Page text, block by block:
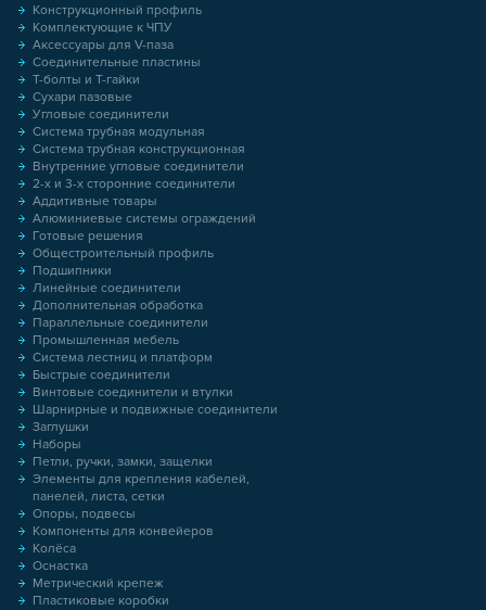
Конструкционный профиль
Комплектующие к ЧПУ
Аксессуары для V-паза
Соединительные пластины
Т-болты и Т-гайки
Сухари пазовые
Угловые соединители
Система трубная модульная
Система трубная конструкционная
Внутренние угловые соединители
2-х и 3-х сторонние соединители
Аддитивные товары
Алюминиевые системы ограждений
Готовые решения
Общестроительный профиль
Подшипники
Линейные соединители
Дополнительная обработка
Параллельные соединители
Промышленная мебель
Система лестниц и платформ
Быстрые соединители
Винтовые соединители и втулки
Шарнирные и подвижные соединители
Заглушки
Наборы
Петли, ручки, замки, защелки
Элементы для крепления кабелей,
панелей, листа, сетки
Опоры, подвесы
Компоненты для конвейеров
Колёса
Оснастка
Метрический крепеж
Пластиковые коробки